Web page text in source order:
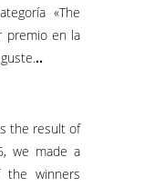
«The
premio en la
..
the result of
we made a
the winners